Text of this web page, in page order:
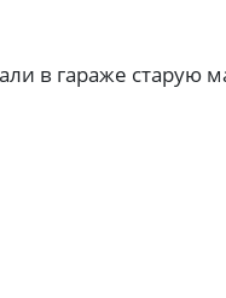
в гараже старую